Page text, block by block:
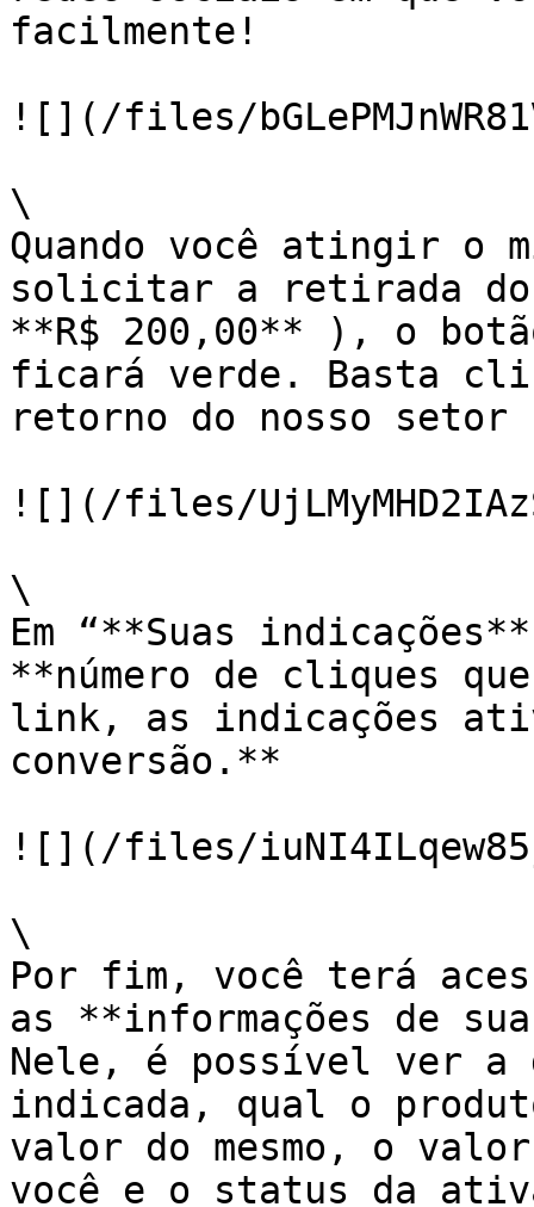
facilmente!
![](/files/
\
Quando você atingir o
solicitar a retirada
**R$ 200,00** ), o
ficará verde. Basta
retorno do nosso
![](/files/
\
Em “**Suas
**número de cliques
link, as indicações
conversão.**
![](/files/
\
Por fim, você terá
as **informações de
Nele, é possível ver a
indicada, qual o
valor do mesmo, o
você e o status da